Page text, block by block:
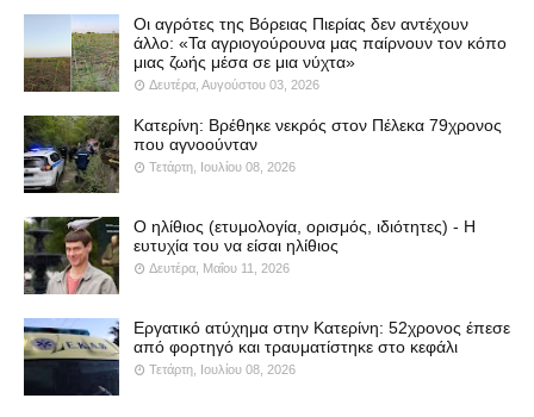
Οι αγρότες της Βόρειας Πιερίας δεν αντέχουν
άλλο: «Τα αγριογούρουνα μας παίρνουν τον κόπο
μιας ζωής μέσα σε μια νύχτα»
Δευτέρα, Αυγούστου 03, 2026
Κατερίνη: Βρέθηκε νεκρός στον Πέλεκα 79χρονος
που αγνοούνταν
Τετάρτη, Ιουλίου 08, 2026
Ο ηλίθιος (ετυμολογία, ορισμός, ιδιότητες) - Η
ευτυχία του να είσαι ηλίθιος
Δευτέρα, Μαΐου 11, 2026
Εργατικό ατύχημα στην Κατερίνη: 52χρονος έπεσε
από φορτηγό και τραυματίστηκε στο κεφάλι
Τετάρτη, Ιουλίου 08, 2026